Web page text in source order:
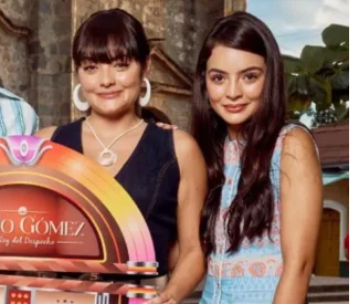
Descarga La APP
Programas
Noticias
Equipo
Sobre Nosotros